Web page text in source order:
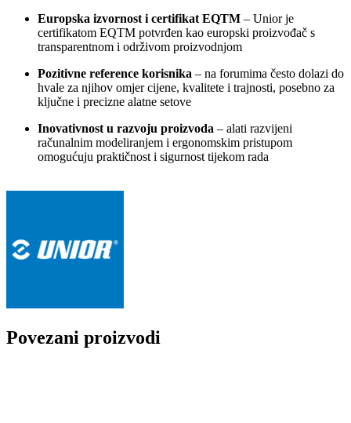
Europska izvornost i certifikat EQTM – Unior je
certifikatom EQTM potvrđen kao europski proizvođač s
transparentnom i održivom proizvodnjom
Pozitivne reference korisnika – na forumima često dolazi do
hvale za njihov omjer cijene, kvalitete i trajnosti, posebno za
ključne i precizne alatne setove
Inovativnost u razvoju proizvoda – alati razvijeni
računalnim modeliranjem i ergonomskim pristupom
omogućuju praktičnost i sigurnost tijekom rada
Povezani proizvodi